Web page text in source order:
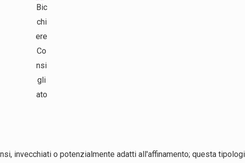
invecchiati o potenzialmente adatti all'affinamento; questa